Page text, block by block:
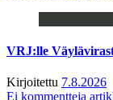
VRJ:lle
Kirjoitettu 7.8.2026
Ei kommentteja